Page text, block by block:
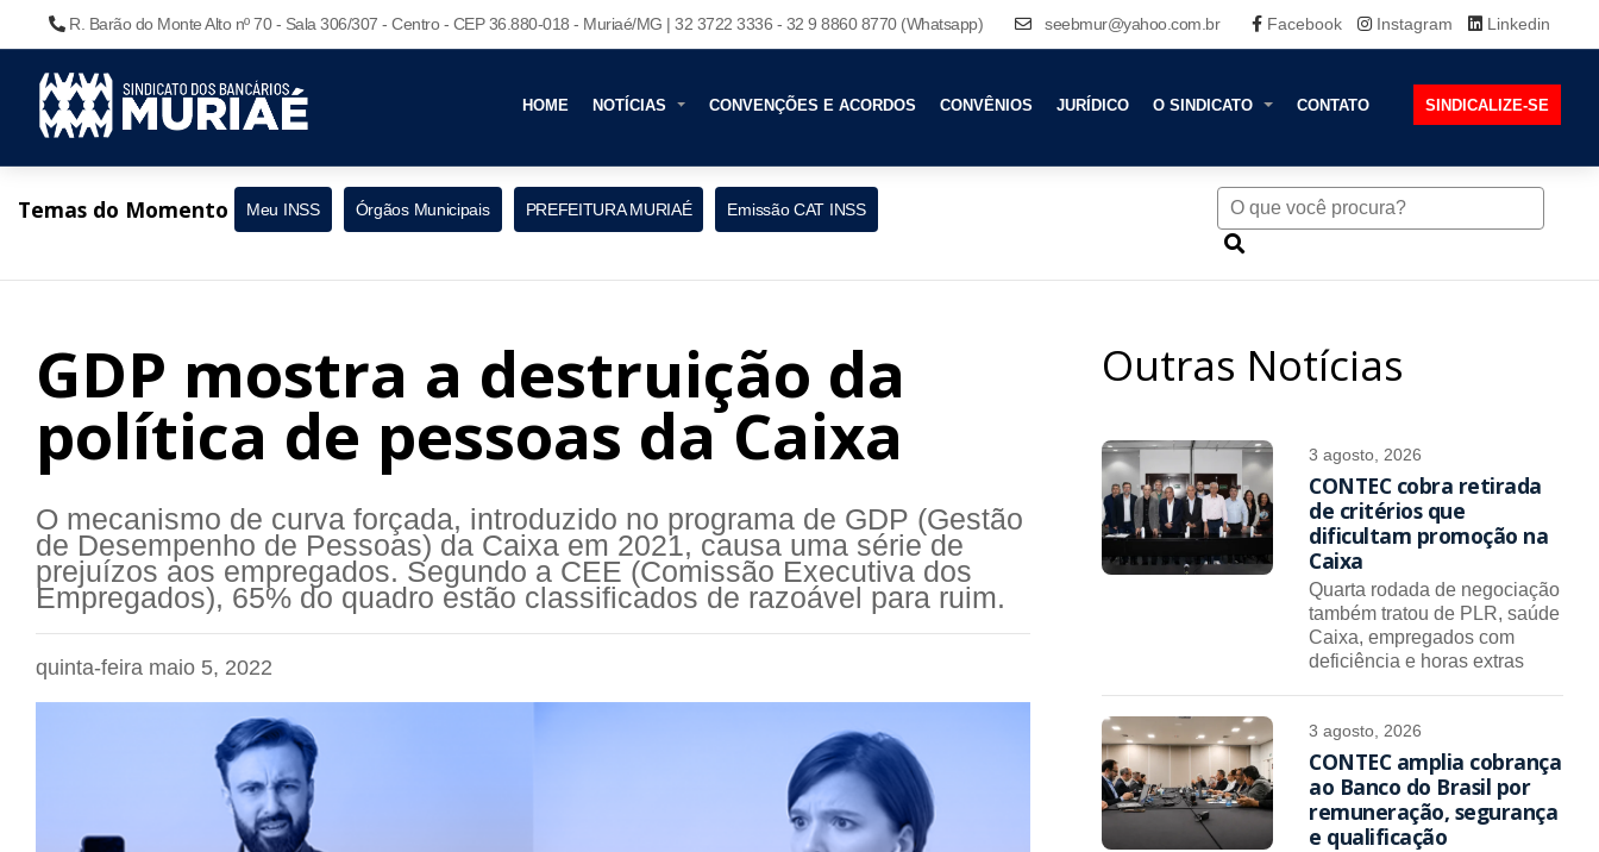
R. Barão do Monte Alto nº 70 - Sala 306/307 - Centro - CEP 36.880-018 - Muriaé/MG | 32 3722 3336 - 32 9 8860 8770 (Whatsapp) seebmur@yahoo.com.br Facebook Instagram Linkedin
HOME NOTÍCIAS CONVENÇÕES E ACORDOS CONVÊNIOS JURÍDICO O SINDICATO CONTATO SINDICALIZE-SE
Temas do Momento Meu INSS Órgãos Municipais PREFEITURA MURIAÉ Emissão CAT INSS
GDP mostra a destruição da
política de pessoas da Caixa
O mecanismo de curva forçada, introduzido no programa de GDP (Gestão
de Desempenho de Pessoas) da Caixa em 2021, causa uma série de
prejuízos aos empregados. Segundo a CEE (Comissão Executiva dos
Empregados), 65% do quadro estão classificados de razoável para ruim.
quinta-feira maio 5, 2022
Outras Notícias
3 agosto, 2026
CONTEC cobra retirada
de critérios que
dificultam promoção na
Caixa
Quarta rodada de negociação
também tratou de PLR, saúde
Caixa, empregados com
deficiência e horas extras
3 agosto, 2026
CONTEC amplia cobrança
ao Banco do Brasil por
remuneração, segurança
e qualificação